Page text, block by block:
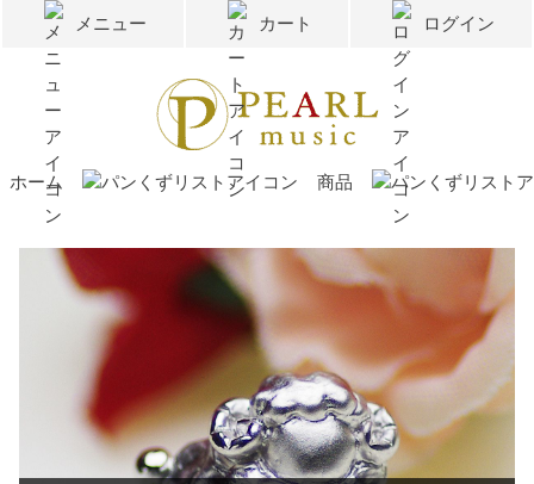
メニュー カート ログイン
ホーム 商品